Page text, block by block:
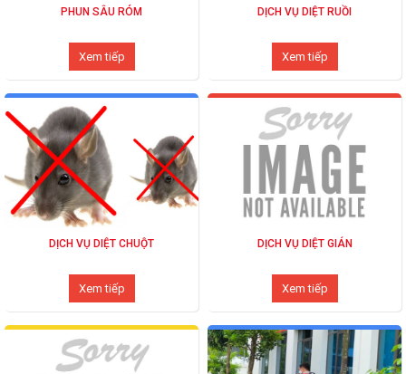
PHUN SÂU RÓM
Xem tiếp
DỊCH VỤ DIỆT RUỒI
Xem tiếp
DỊCH VỤ DIỆT CHUỘT
Xem tiếp
DỊCH VỤ DIỆT GIÁN
Xem tiếp